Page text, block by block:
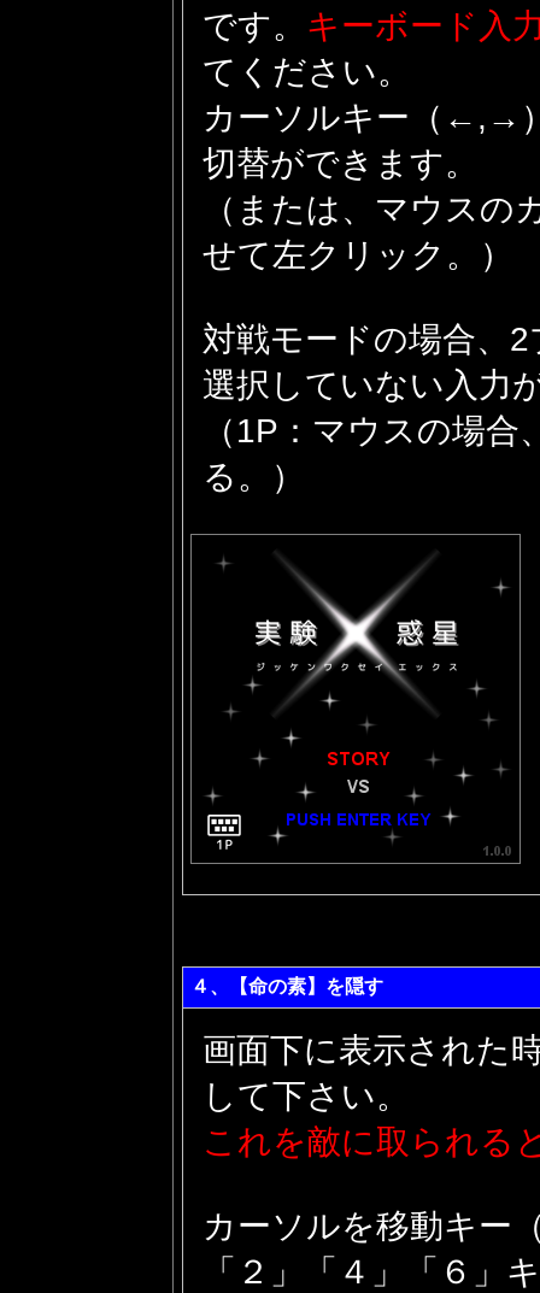
です。 キーボード入
てください。
カーソルキー（←,→
切替ができます。
（または、マウスの
せて左クリック。）
対戦モードの場合、
選択していない入力
（1P：マウスの場
る。）
４、【命の素】を隠す
画面下に表示された
して下さい。
これを敵に取られる
カーソルを移動キー
「２」「４」「６」